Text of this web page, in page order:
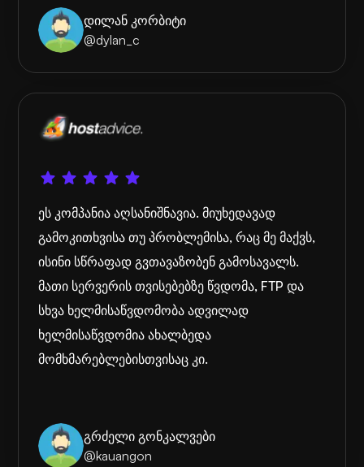
დილან კორბიტი
@dylan_c
ეს კომპანია აღსანიშნავია. მიუხედავად
გამოკითხვისა თუ პრობლემისა, რაც მე მაქვს,
ისინი სწრაფად გვთავაზობენ გამოსავალს.
მათი სერვერის თვისებებზე წვდომა, FTP და
სხვა ხელმისაწვდომობა ადვილად
ხელმისაწვდომია ახალბედა
მომხმარებლებისთვისაც კი.
გრძელი გონკალვები
@kauangon